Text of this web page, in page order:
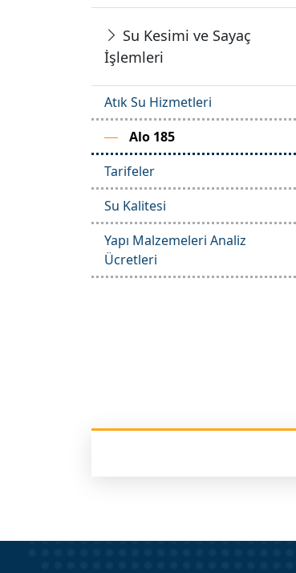
Su Kesimi ve Sayaç
İşlemleri
Atık Su Hizmetleri
Alo 185
Tarifeler
Su Kalitesi
Yapı Malzemeleri Analiz
Ücretleri